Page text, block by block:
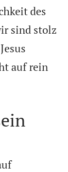
des
sind stolz
auf rein